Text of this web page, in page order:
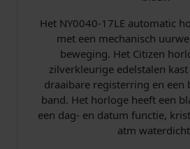
p
r
i
j
s
Het NY0040-17LE automatic
met een mechanisch
beweging. Het Citizen
zilverkleurige edelstalen
draaibare registerring en een
band. Het horloge heeft een
een dag- en datum functie,
atm